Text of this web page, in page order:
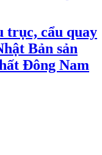
trục, cẩu quay
Bản sản
Đông Nam